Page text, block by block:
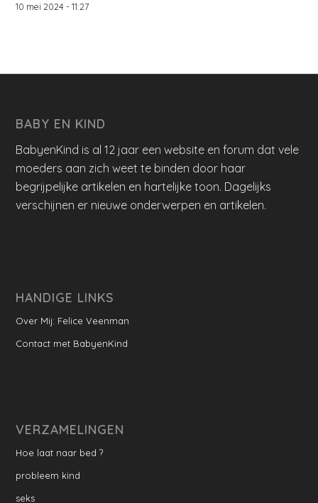
10 mei 2024 - 11:27
BABY EN KIND
BabyenKind is al 12 jaar een website en forum dat vele
moeders aan zich weet te binden door haar
begrijpelijke artikelen en hartelijke toon. Dagelijks
verschijnen er nieuwe onderwerpen en artikelen.
HANDIGE LINKS
Over Mij: Felice Veenman
Contact met BabyenKind
VERZAMELINGEN
Hoe laat naar bed ?
probleem kind
seks